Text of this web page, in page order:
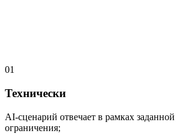
01
Технически
AI-сценарий отвечает в рамках
ограничения;